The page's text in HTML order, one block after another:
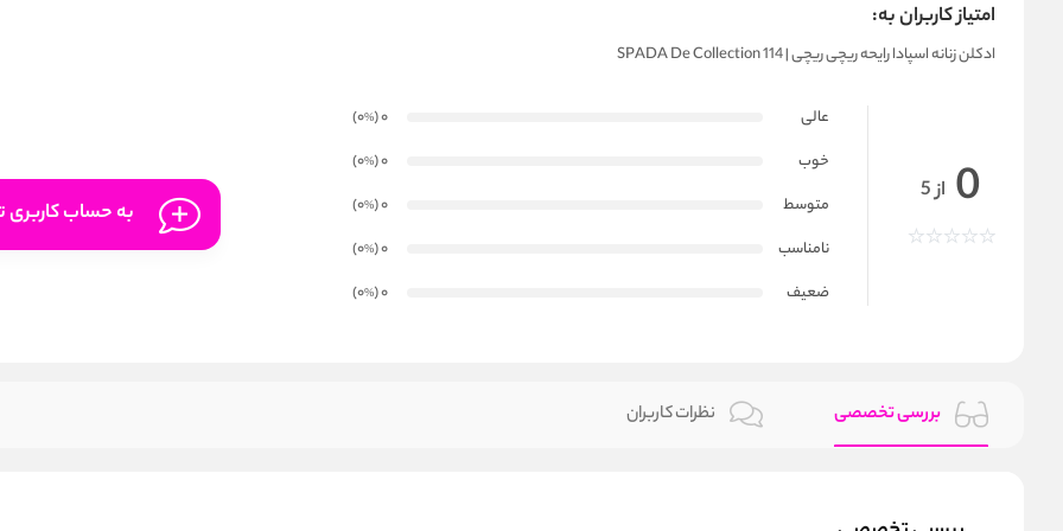
امتیاز کاربران به:
ادکلن زنانه اسپادا رایحه ریچی ریچی | SPADA De Collection 114
0 از 5
عالی 0
(0
%
)
خوب
0
(0
%
)
متوسط
0
(0
%
)
نامناسب
0
(0
%
)
ضعیف
0
(0
%
)
به حساب کاربری
بررسی تخصصی نظرات کاربران